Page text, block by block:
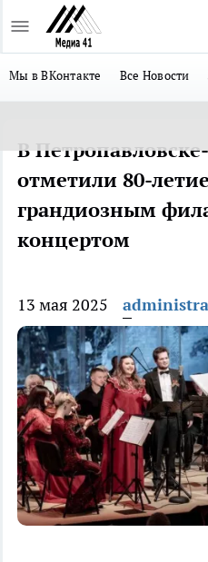
Мы в ВКонтакте Все Новости
В
отметили 80-
грандиозным
концертом
13 мая 2025